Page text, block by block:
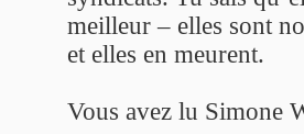
meilleur – elles sont
et elles en meurent.
Vous avez lu Simone